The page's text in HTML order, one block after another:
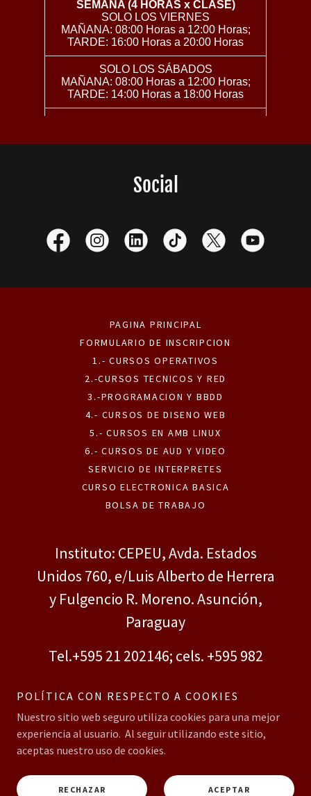
Social
PAGINA PRINCIPAL
FORMULARIO DE INSCRIPCION
1.- CURSOS OPERATIVOS
2.-CURSOS TECNICOS Y RED
3.-PROGRAMACION Y BBDD
4.- CURSOS DE DISENO WEB
5.- CURSOS EN AMB LINUX
6.- CURSOS DE AUD Y VIDEO
SERVICIO DE INTERPRETES
CURSO ELECTRONICA BASICA
BOLSA DE TRABAJO
Instituto: CEPEU, Avda. Estados
Unidos 760, e/Luis Alberto de Herrera
y Fulgencio R. Moreno. Asunción,
Paraguay
Tel.+595 21 202146; cels. +595 982
Copyright © 2024 Centro de Especialización Profesional y
Extensión Universitaria -
Todos los Derechos Reservados.
POLÍTICA CON RESPECTO A COOKIES
Nuestro sitio web seguro utiliza cookies para una mejor
experiencia al usuario. Al seguir utilizando este sitio,
aceptas nuestro uso de cookies.
RECHAZAR ACEPTAR